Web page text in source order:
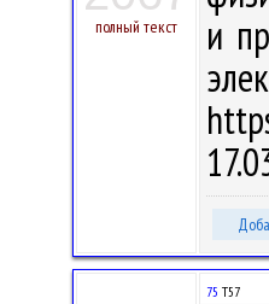
полный текст
и
75 Т57